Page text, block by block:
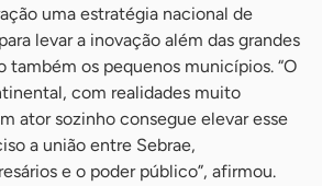
uma estratégia nacional de
levar a inovação além das grandes
também os pequenos municípios. “O
com realidades muito
ator sozinho consegue elevar esse
a união entre Sebrae,
e o poder público”, afirmou.